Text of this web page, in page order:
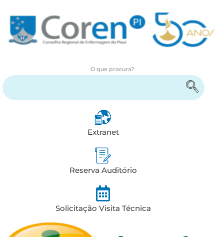
O que procura?
Extranet
Reserva Auditório
Solicitação Visita Técnica